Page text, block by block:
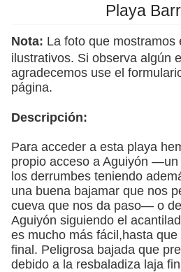
Playa
Nota: La foto que mostramos
ilustrativos. Si observa algún
agradecemos use el
página.
Descripción:
Para acceder a esta playa
propio acceso a Aguiyón
los derrumbes teniendo
una buena bajamar que nos
cueva que nos da paso— o
Aguiyón siguiendo el
es mucho más fácil,hasta
final. Peligrosa bajada que
debido a la resbaladiza laja